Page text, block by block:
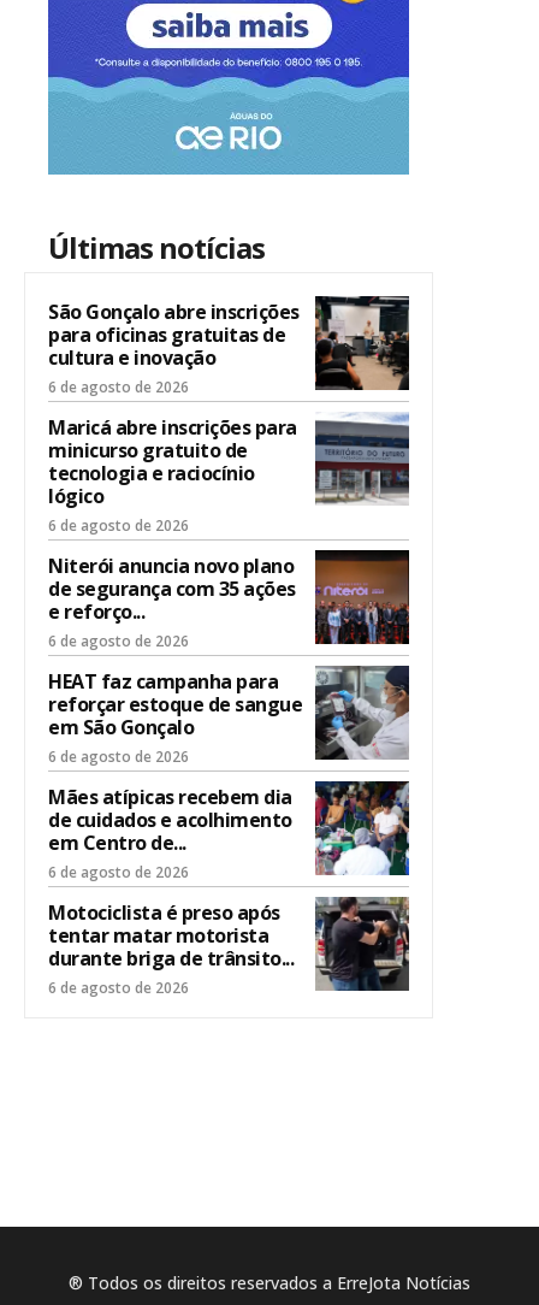
Últimas notícias
São Gonçalo abre inscrições
para oficinas gratuitas de
cultura e inovação
6 de agosto de 2026
Maricá abre inscrições para
minicurso gratuito de
tecnologia e raciocínio
lógico
6 de agosto de 2026
Niterói anuncia novo plano
de segurança com 35 ações
e reforço...
6 de agosto de 2026
HEAT faz campanha para
reforçar estoque de sangue
em São Gonçalo
6 de agosto de 2026
Mães atípicas recebem dia
de cuidados e acolhimento
em Centro de...
6 de agosto de 2026
Motociclista é preso após
tentar matar motorista
durante briga de trânsito...
6 de agosto de 2026
® Todos os direitos reservados a ErreJota Notícias